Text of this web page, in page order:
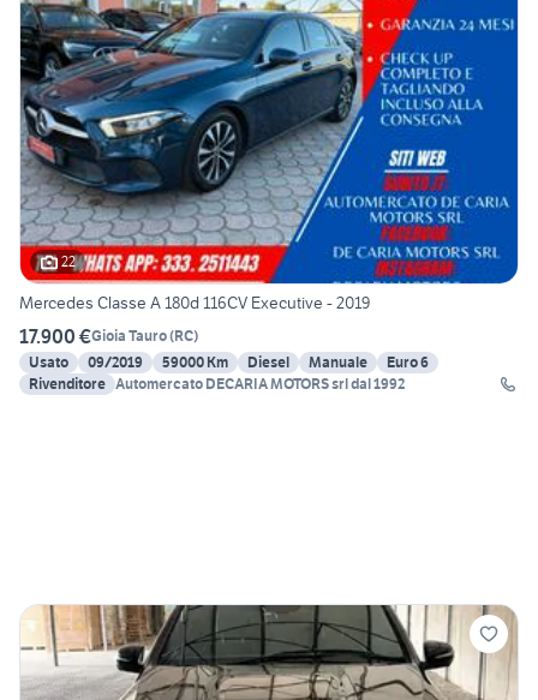
22
Mercedes Classe A 180d 116CV Executive - 2019
17.900 €Gioia Tauro(RC)
Usato
09/2019 59000 Km Diesel Manuale
Euro 6
Rivenditore Automercato DECARIA MOTORS srl dal 1992